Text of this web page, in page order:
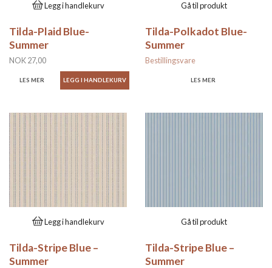
Legg i handlekurv
Tilda-Plaid Blue-
Summer
NOK 27,00
LES MER
Gå til produkt
Tilda-Polkadot Blue-
Summer
Bestillingsvare
LES MER
Legg i handlekurv
Tilda-Stripe Blue –
Summer
Gå til produkt
Tilda-Stripe Blue –
Summer